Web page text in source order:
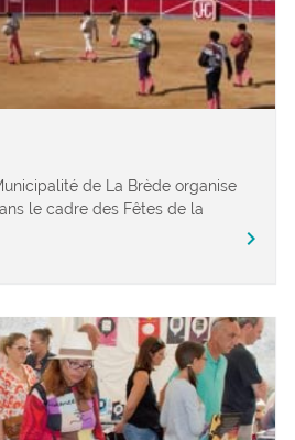
de La Brède organise
le cadre des Fêtes de la
chevron_right